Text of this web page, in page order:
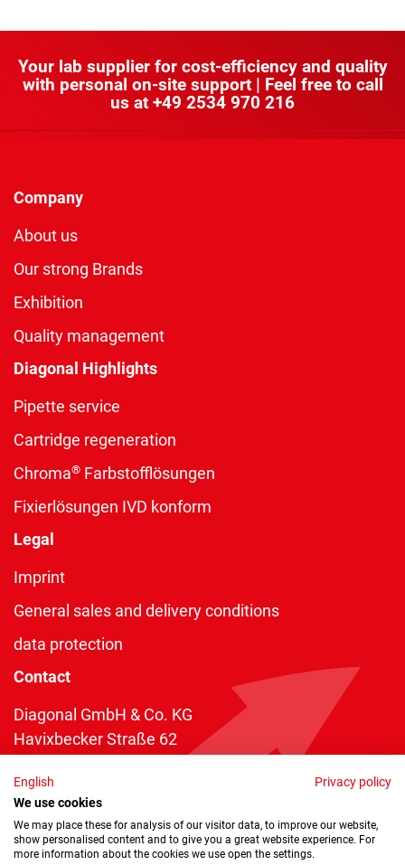
Your lab supplier for cost-efficiency and quality
with personal on-site support | Feel free to call
us at +49 2534 970 216
Company
About us
Our strong Brands
Exhibition
Quality management
Diagonal Highlights
Pipette service
Cartridge regeneration
Chroma® Farbstofflösungen
Fixierlösungen IVD konform
Legal
Imprint
General sales and delivery conditions
data protection
Contact
Diagonal GmbH & Co. KG
Havixbecker Straße 62
Telefon:+49 2534 970 216
Telefax: +49 2534 970 116
info@diagonal.de
English
Privacy policy
We use cookies
We may place these for analysis of our visitor data, to improve our website,
show personalised content and to give you a great website experience. For
more information about the cookies we use open the settings.